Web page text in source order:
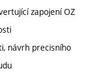
zapojení OZ
návrh precisního